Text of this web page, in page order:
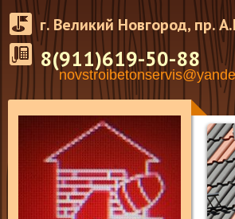
г. Великий Новгород, пр.
8(911)619-50-88